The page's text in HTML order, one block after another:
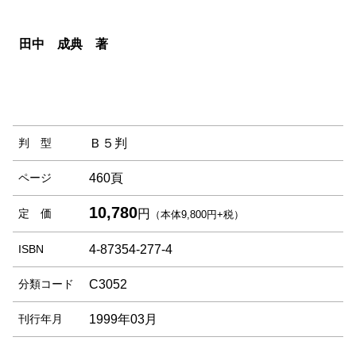
田中 成典 著
判 型 Ｂ５判
ページ 460頁
定 価 10,780円 （本体9,800円+税）
ISBN 4-87354-277-4
分類コード C3052
刊行年月 1999年03月